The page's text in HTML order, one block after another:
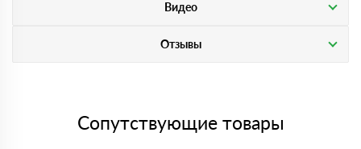
Видео
Отзывы
Сопутствующие товары